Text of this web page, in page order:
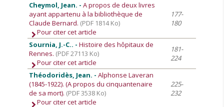
Cheymol, Jean. -A propos de deux livres
ayant appartenu à la bibliothèque de
Claude Bernard. (PDF 1814 Ko)
Pour citer cet article
177-
180
Sournia, J.-C.. -Histoire des hôpitaux de
Rennes. (PDF 27113 Ko)
Pour citer cet article
181-
224
Théodoridès, Jean. -Alphonse Laveran
(1845-1922). (A propos du cinquantenaire
de sa mort). (PDF 3538 Ko)
Pour citer cet article
225-
232